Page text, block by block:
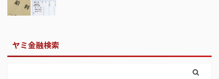
ヤミ金融検索